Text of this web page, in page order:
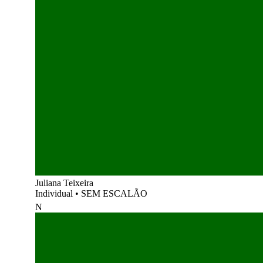
Juliana Teixeira
Individual • SEM ESCALÃO
N